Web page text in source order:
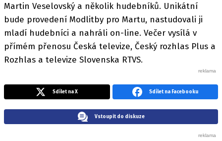
Martin Veselovský a několik hudebníků. Unikátní
bude provedení Modlitby pro Martu, nastudovali ji
mladí hudebníci a nahráli on-line. Večer vysílá v
přímém přenosu Česká televize, Český rozhlas Plus a
Rozhlas a televize Slovenska RTVS.
Sdílet na X Sdílet na Facebooku
Vstoupit do diskuze